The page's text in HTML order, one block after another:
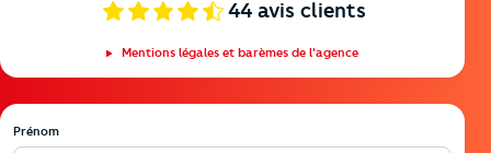
44avis clients
Mentions légales et barèmes de l'agence
Prénom